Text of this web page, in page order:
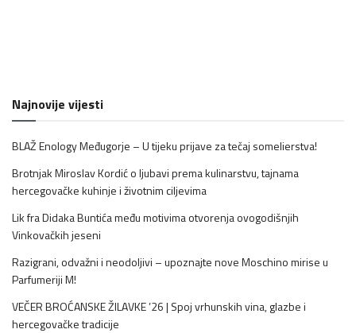
Najnovije vijesti
BLAŽ Enology Međugorje – U tijeku prijave za tečaj somelierstva!
Brotnjak Miroslav Kordić o ljubavi prema kulinarstvu, tajnama
hercegovačke kuhinje i životnim ciljevima
Lik fra Didaka Buntića među motivima otvorenja ovogodišnjih
Vinkovačkih jeseni
Razigrani, odvažni i neodoljivi – upoznajte nove Moschino mirise u
Parfumeriji M!
VEČER BROĆANSKE ŽILAVKE ’26 | Spoj vrhunskih vina, glazbe i
hercegovačke tradicije